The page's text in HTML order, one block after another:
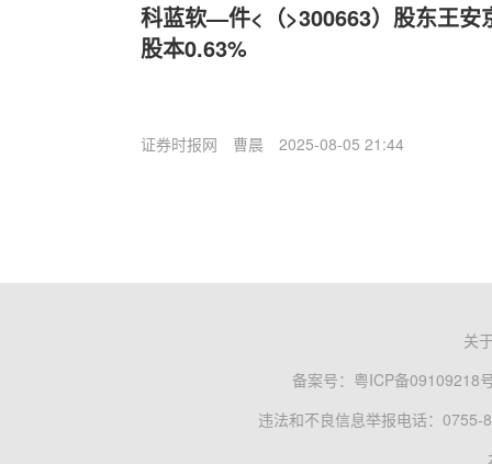
科蓝软—件<（>300663）股东王安
股本0.63%
证券时报网 曹晨 2025-08-05 21:44
关
备案号： 粤ICP备09109218
违法和不良信息举报电话：0755-